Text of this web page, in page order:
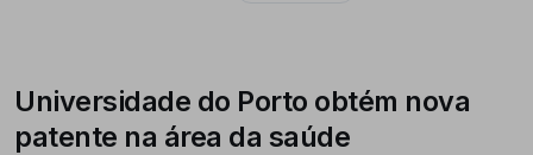
Universidade do Porto obtém nova
patente na área da saúde